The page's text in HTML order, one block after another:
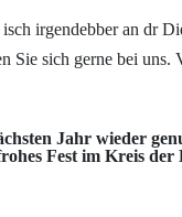
irgendebber an dr
Sie sich gerne bei uns.
Jahr wieder
Fest im Kreis der